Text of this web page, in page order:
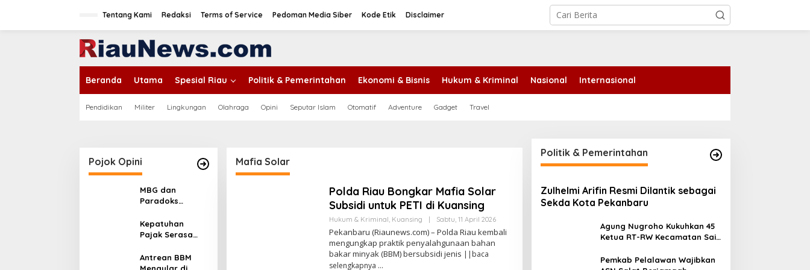
Tentang Kami Redaksi Terms of Service Pedoman Media Siber Kode Etik Disclaimer
Beranda Utama Spesial Riau Politik & Pemerintahan Ekonomi & Bisnis Hukum & Kriminal Nasional Internasional
Pendidikan Militer Lingkungan Olahraga Opini Seputar Islam Otomatif Adventure Gadget Travel
Pojok Opini
MBG dan
Paradoks
Perbaikan Gizi
yang Salah
Kepatuhan
Pajak Serasa
Pajak
Antrean BBM
Mafia Solar
Polda Riau Bongkar Mafia Solar
Subsidi untuk PETI di Kuansing
Hukum & Kriminal, Kuansing Sabtu, 11 April 2026O
E
Pekanbaru (Riaunews.com) – Polda Riau kembali
mengungkap praktik penyalahgunaan bahan
bakar minyak (BBM) bersubsidi jenis ||baca
selengkapnya
Politik & Pemerintahan
Zulhelmi Arifin Resmi Dilantik sebagai
Sekda Kota Pekanbaru
Agung Nugroho Kukuhkan 45
Ketua RT-RW Kecamatan Sail,
Warga
Pemkab Pelalawan Wajibkan